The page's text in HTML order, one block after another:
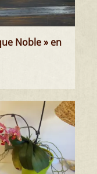
Noble » en